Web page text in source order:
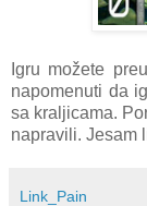
Igru možete
napomenuti da
sa kraljicama.
napravili. Jesam
Link_Pain